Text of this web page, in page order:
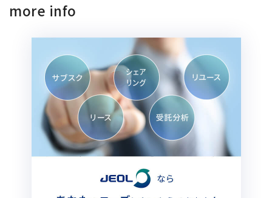
more info